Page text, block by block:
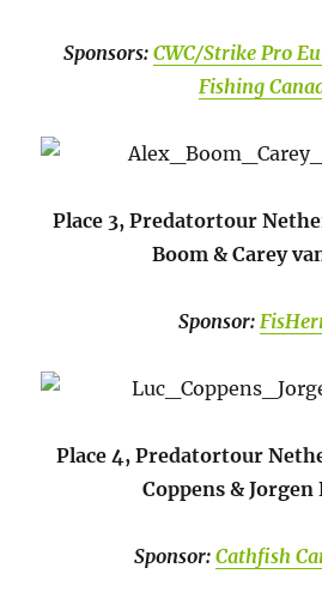
Sponsors: CWC/Strike Pro
Fishing
Place 3, Predatortour
Boom & Carey
Sponsor:
Place 4, Predatortour
Coppens & Jorgen
Sponsor: Cathfish